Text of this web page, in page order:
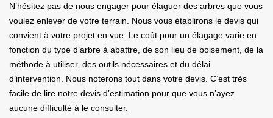
N’hésitez pas de nous engager pour élaguer des arbres que vous
voulez enlever de votre terrain. Nous vous établirons le devis qui
convient à votre projet en vue. Le coût pour un élagage varie en
fonction du type d’arbre à abattre, de son lieu de boisement, de la
méthode à utiliser, des outils nécessaires et du délai
d’intervention. Nous noterons tout dans votre devis. C’est très
facile de lire notre devis d’estimation pour que vous n’ayez
aucune difficulté à le consulter.